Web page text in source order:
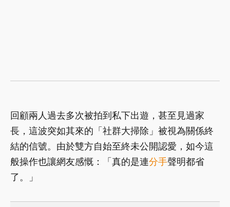
回顧兩人過去多次被拍到私下出遊，甚至見過家
長，這波突如其來的「社群大掃除」被視為關係終
結的信號。由於雙方自始至終未公開認愛，如今這
般操作也讓網友感慨：「真的是連分手聲明都省
了。」